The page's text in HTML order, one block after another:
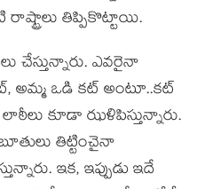
రాష్ట్రాలు తిప్పికొట్టాయి.
చేస్తున్నారు. ఎవ‌రైనా
అమ్మ ఒడి క‌ట్ అంటూ..క‌ట్
కూడా ఝ‌ళిపిస్తున్నారు.
తిట్టించైనా
ఇక‌, ఇప్పుడు ఇదే